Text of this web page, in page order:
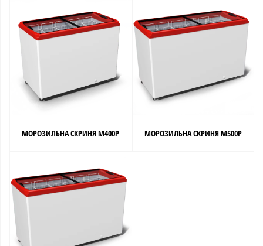
МОРОЗИЛЬНА СКРИНЯ M400P МОРОЗИЛЬНА СКРИНЯ M500P